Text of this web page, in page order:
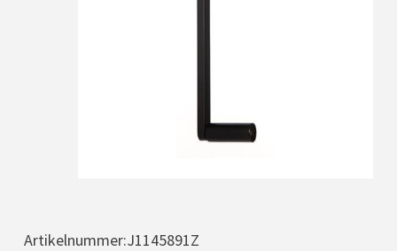
Artikelnummer:J1145891Z